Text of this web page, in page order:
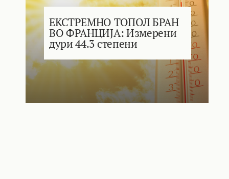
ЕКСТРЕМНО ТОПОЛ БРАН
ВО ФРАНЦИЈА: Измерени
дури 44.3 степени